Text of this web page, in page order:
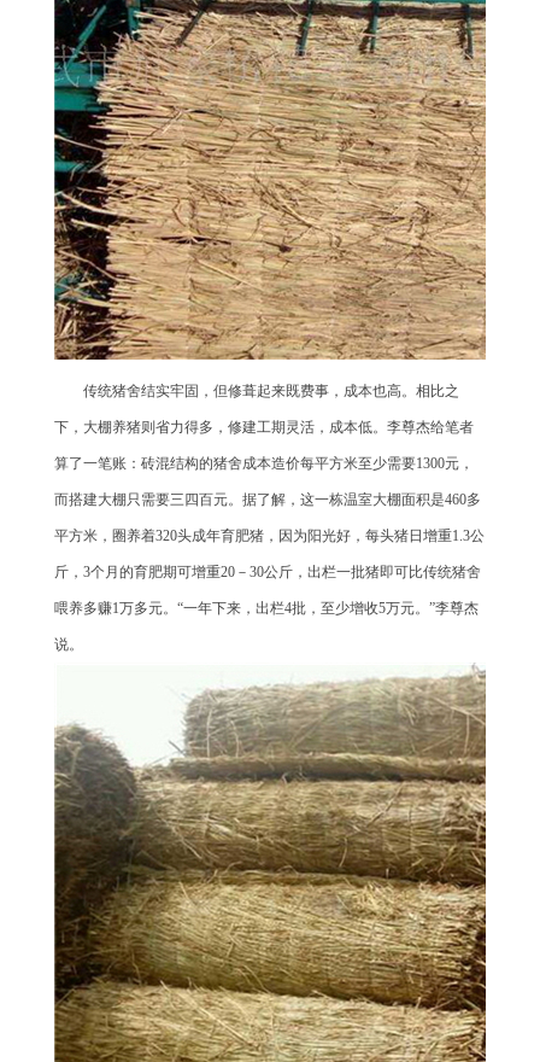
传统猪舍结实牢固，但修葺起来既费事，成本也高。相比之
下，大棚养猪则省力得多，修建工期灵活，成本低。李尊杰给笔者
算了一笔账：砖混结构的猪舍成本造价每平方米至少需要1300元，
而搭建大棚只需要三四百元。据了解，这一栋温室大棚面积是460多
平方米，圈养着320头成年育肥猪，因为阳光好，每头猪日增重1.3公
斤，3个月的育肥期可增重20－30公斤，出栏一批猪即可比传统猪舍
喂养多赚1万多元。“一年下来，出栏4批，至少增收5万元。”李尊杰
说。